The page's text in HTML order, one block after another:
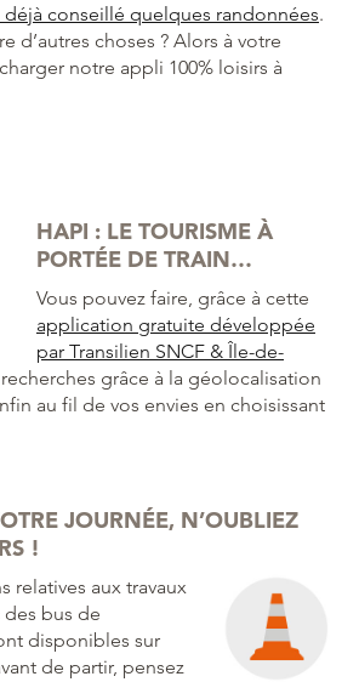
déjà conseillé quelques randonnées.
d’autres choses ? Alors à votre
notre appli 100% loisirs à
HAPI : LE TOURISME À
PORTÉE DE TRAIN…
Vous pouvez faire, grâce à cette
application gratuite développée
par Transilien SNCF & Île-de-
recherches grâce à la géolocalisation
au fil de vos envies en choisissant
JOURNÉE, N’OUBLIEZ
!
relatives aux travaux
bus de
disponibles sur
de partir, pensez